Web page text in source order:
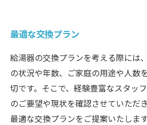
最適な交換プラン
給湯器の交換プランを考える際には
の状況や年数、ご家庭の用途や人数
切です。そこで、経験豊富なスタッ
のご要望や現状を確認させていただ
最適な交換プランをご提案いたしま